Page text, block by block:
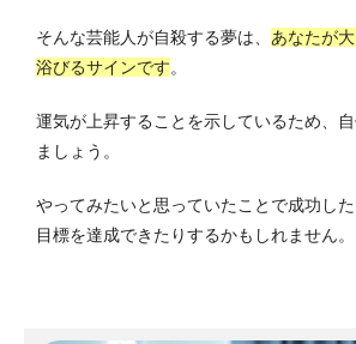
そんな芸能人が自殺する夢は、 あなたが
浴びるサインです。
運気が上昇することを示しているため、
ましょう。
やってみたいと思っていたことで成功し
目標を達成できたりするかもしれません。